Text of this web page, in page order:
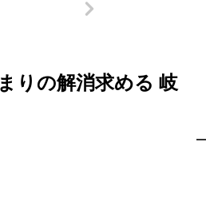
りの解消求める 岐